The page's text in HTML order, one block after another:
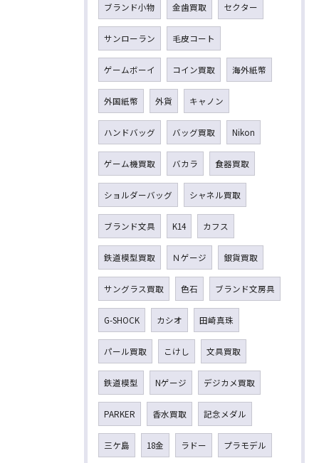
ブランド小物 金歯買取 セクター
サンローラン 毛皮コート
ゲームボーイ コイン買取 海外紙幣
外国紙幣 外貨 キャノン
ハンドバッグ バッグ買取 Nikon
ゲーム機買取 バカラ 食器買取
ショルダーバッグ シャネル買取
ブランド文具 K14 カフス
鉄道模型買取 Ｎゲージ 銀貨買取
サングラス買取 色石 ブランド文房具
G-SHOCK カシオ 田崎真珠
パール買取 こけし 文具買取
鉄道模型 Nゲージ デジカメ買取
PARKER 香水買取 記念メダル
三ケ島 18金 ラドー プラモデル